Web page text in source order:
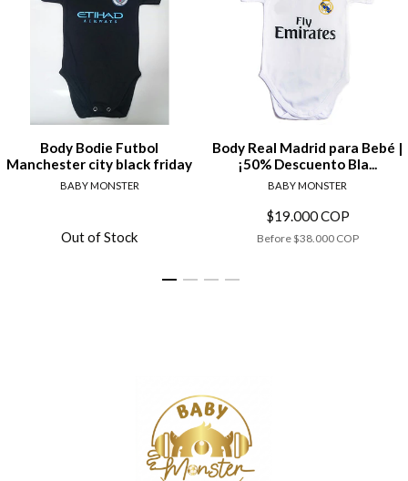
Body Bodie Futbol
Manchester city black friday
BABY MONSTER
Out of Stock
Body Real Madrid para Bebé |
¡50% Descuento Bla...
BABY MONSTER
$19.000 COP
Before$38.000 COP